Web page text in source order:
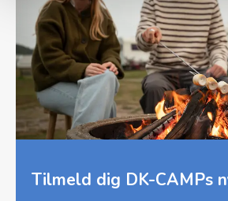
Tilmeld dig DK-CAMPs